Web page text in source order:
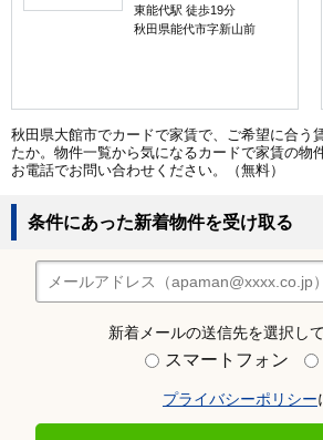
東能代駅 徒歩19分
秋田県能代市字新山前
秋田県大館市でカードで家賃で、ご希望に合う
たか。物件一覧から気になるカードで家賃の物
お電話でお問い合わせください。（無料）
条件にあった新着物件を受け取る
新着メールの送信先を選択し
スマートフォン
プライバシーポリシー